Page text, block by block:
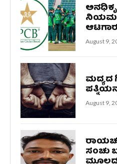
ನಿಯಮ
August 9,
ಮದ್ಯದ
August 9,
ಸಂಚು